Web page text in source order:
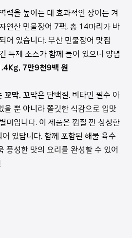
력을 높이는 데 효과적인 장어는 겨
연산 민물장어 7팩, 총 14마리가 바
어 있습니다. 부산 민물장어 맛집
특제 소스가 함께 들어 있으니 양념
7만9천9백 원
꼬막. 꼬막은 단백질, 비타민 필수 아
을 뿐 아니라 쫄깃한 식감으로 입맛
미입니다. 이 제품은 껍질 깐 싱싱한
있답니다. 함께 포함된 해물 육수
풍성한 맛의 요리를 완성할 수 있어